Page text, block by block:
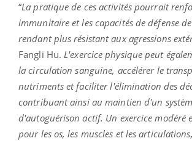
“La pratique de ces activités pourrait
immunitaire et les capacités de défense
rendant plus résistant aux agressions
Fangli Hu.L'exercice physique peut
la circulation sanguine, accélérer le
nutriments et faciliter l'élimination des
contribuant ainsi au maintien d'un
d'autoguérison actif. Un exercice modéré
pour les os, les muscles et les